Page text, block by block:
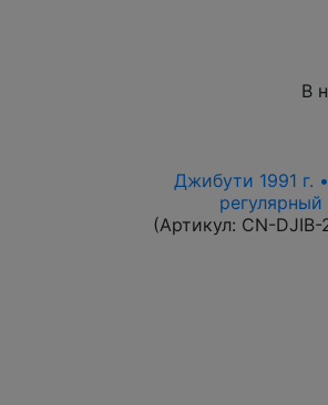
В
Джибути 1991 г.
(Артикул: CN-DJIB-